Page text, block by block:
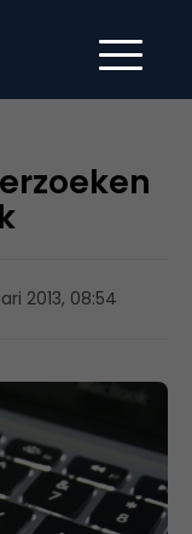
2013, 08:54